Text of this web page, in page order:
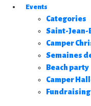
Events
Categories
Saint-
Camper
Semaines
Beach party
Camper